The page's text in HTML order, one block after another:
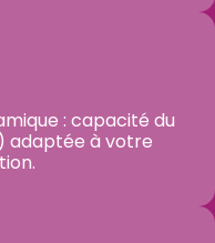
: capacité du
adaptée à votre